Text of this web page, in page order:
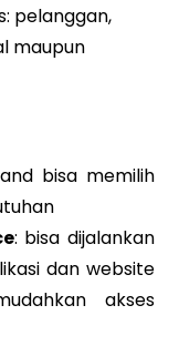
pelanggan,
maupun
bisa memilih
: bisa dijalankan
dan website
akses